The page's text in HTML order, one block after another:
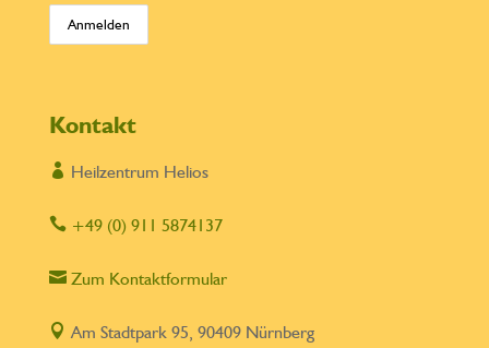
Kontakt
 Heilzentrum Helios
+49 (0) 911 5874137
Zum Kontaktformular
 Am Stadtpark 95, 90409 Nürnberg